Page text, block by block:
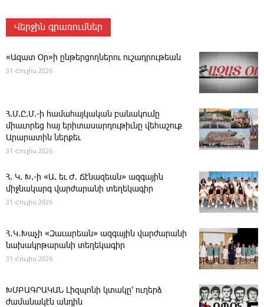
Վերջին գրառումներ
«Ազատ Օր»ի ընթերցողներու ուշադրութեան
31 Հուլիս 2026
Հ.Մ.Ը.Մ.-ի համահայկական բանակումը
միաւորեց հայ երիտասարդութիւնը վեհաշուք
Արարատին ներքեւ
31 Հուլիս 2026
Հ. Կ. Խ.-ի «Ա. եւ Ժ. ­Ճէնազեան» ազգային
միջնակարգ վարժարանի տեղեկագիր
31 Հուլիս 2026
Հ․Կ․Խաչի «Զաւարեան» ազգային վարժարանի
նախակրթարանի տեղեկագիր
31 Հուլիս 2026
ԽՄԲԱԳՐԱԿԱՆ ­Լիզպոնի կտակը՝ ուղերձ
ժամանակէն անդին